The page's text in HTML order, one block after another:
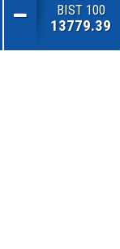
BIST 100
13779.39